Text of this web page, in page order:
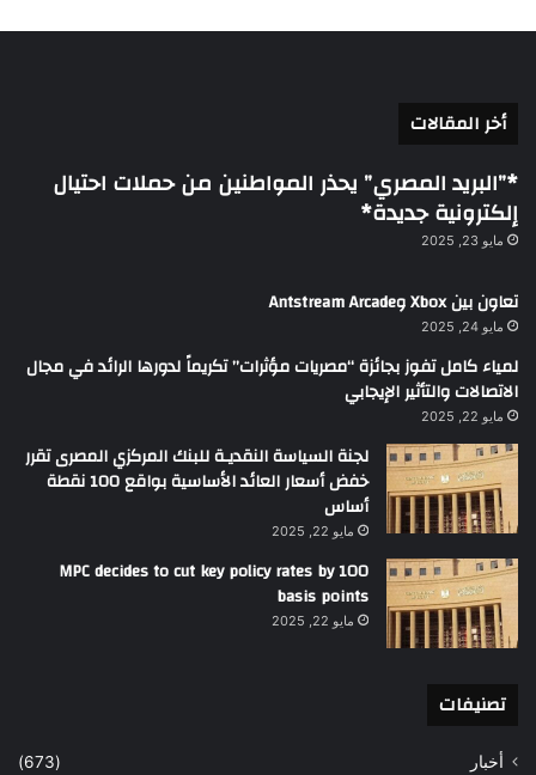
أخر المقالات
*”البريد المصري” يحذر المواطنين من حملات احتيال
إلكترونية جديدة*
مايو 23, 2025
تعاون بين Xbox وAntstream Arcade
مايو 24, 2025
لمياء كامل تفوز بجائزة “مصريات مؤثرات” تكريماً لدورها الرائد في مجال
الاتصالات والتأثير الإيجابي
مايو 22, 2025
لجنة السياسة النقديـة للبنك المركزي المصرى تقرر
خفض أسعار العائد الأساسية بواقع 100 نقطة
أساس
مايو 22, 2025
MPC decides to cut key policy rates by 100
basis points
مايو 22, 2025
تصنيفات
أخبار
(673)